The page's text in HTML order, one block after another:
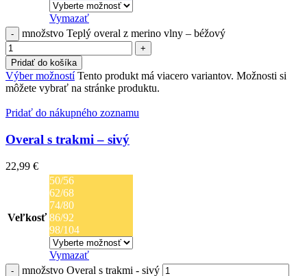
Vymazať
množstvo Teplý overal z merino vlny – béžový
Pridať do košíka
Výber možností Tento produkt má viacero variantov. Možnosti si
môžete vybrať na stránke produktu.
Pridať do nákupného zoznamu
Overal s trakmi – sivý
22,99 €
Veľkosť
50/56
62/68
74/80
86/92
98/104
Vymazať
množstvo Overal s trakmi - sivý